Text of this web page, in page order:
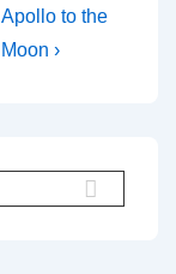
Nächster
Beitrag
Apollo to the
Moon ›